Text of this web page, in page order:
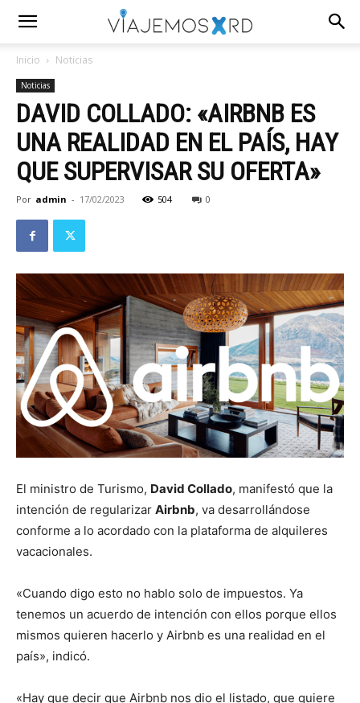
Inicio Noticias
Noticias
DAVID COLLADO: «AIRBNB ES
UNA REALIDAD EN EL PAÍS, HAY
QUE SUPERVISAR SU OFERTA»
Por admin - 17/02/2023 504 0
El ministro de Turismo, David Collado, manifestó que la
intención de regularizar Airbnb, va desarrollándose
conforme a lo acordado con la plataforma de alquileres
vacacionales.
«Cuando digo esto no hablo solo de impuestos. Ya
tenemos un acuerdo de intención con ellos porque ellos
mismos quieren hacerlo y Airbnb es una realidad en el
país», indicó.
«Hay que decir que Airbnb nos dio el listado, que quiere